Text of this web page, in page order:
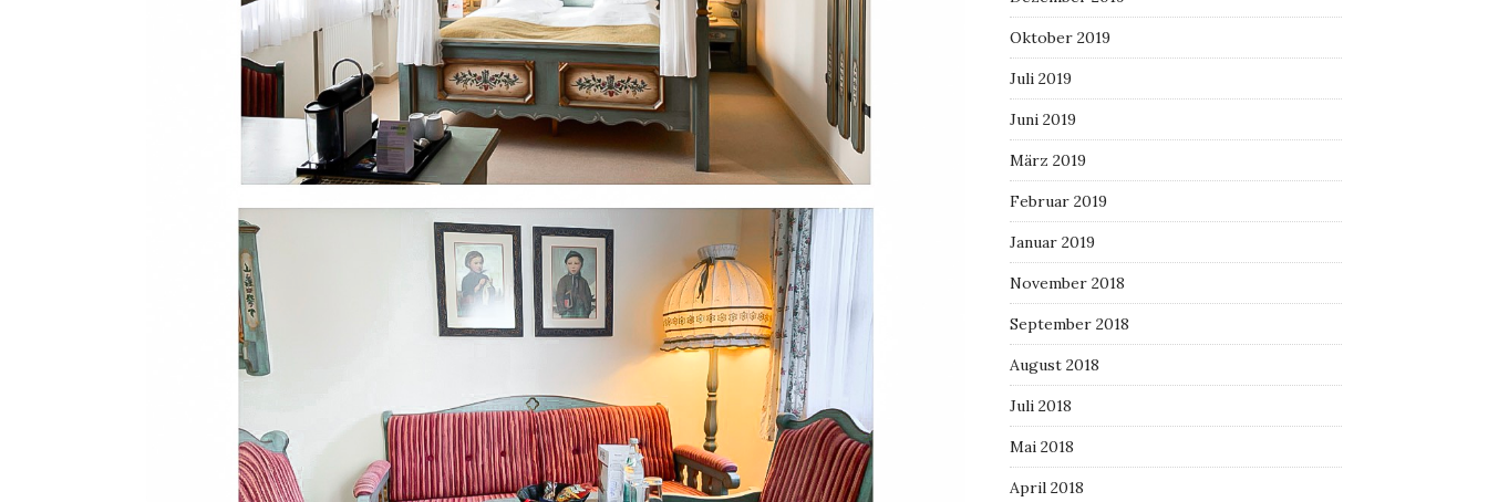
Oktober 2019
Juli 2019
Juni 2019
März 2019
Februar 2019
Januar 2019
November 2018
September 2018
August 2018
Juli 2018
Mai 2018
April 2018